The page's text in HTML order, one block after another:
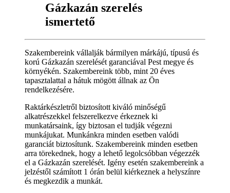
Gázkazán szerelés
ismertető
Szakembereink vállalják bármilyen márkájú, típusú és
korú Gázkazán szerelését garanciával Pest megye és
környékén. Szakembereink több, mint 20 éves
tapasztalattal a hátuk mögött állnak az Ön
rendelkezésére.
Raktárkészletről biztosított kiváló minőségű
alkatrészekkel felszerelkezve érkeznek ki
munkatársaink, így biztosan el tudják végezni
munkájukat. Munkánkra minden esetben valódi
garanciát biztosítunk. Szakembereink minden esetben
arra törekednek, hogy a lehető legolcsóbban végezzék
el a Gázkazán szerelését. Igény esetén szakembereink a
jelzéstől számított 1 órán belül kiérkeznek a helyszínre
és megkezdik a munkát.